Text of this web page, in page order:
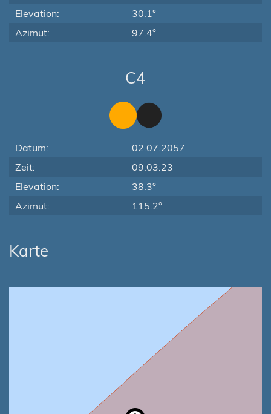
Elevation:
30.1°
Azimut:
97.4°
C4
Datum:
02.07.2057
Zeit:
09:03:23
Elevation:
38.3°
Azimut:
115.2°
Karte